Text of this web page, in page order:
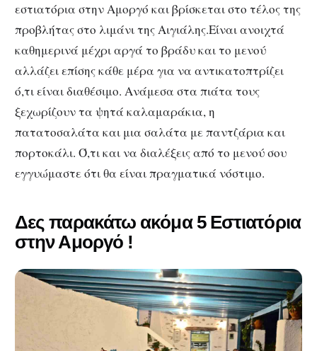
εστιατόρια στην Αμοργό και βρίσκεται στο τέλος της
προβλήτας στο λιμάνι της Αιγιάλης.Είναι ανοιχτά
καθημερινά μέχρι αργά το βράδυ και το μενού
αλλάζει επίσης κάθε μέρα για να αντικατοπτρίζει
ό,τι είναι διαθέσιμο. Ανάμεσα στα πιάτα τους
ξεχωρίζουν τα ψητά καλαμαράκια, η
πατατοσαλάτα και μια σαλάτα με παντζάρια και
πορτοκάλι. Ό,τι και να διαλέξεις από το μενού σου
εγγυώμαστε ότι θα είναι πραγματικά νόστιμο.
Δες παρακάτω ακόμα 5 Εστιατόρια
στην Αμοργό !